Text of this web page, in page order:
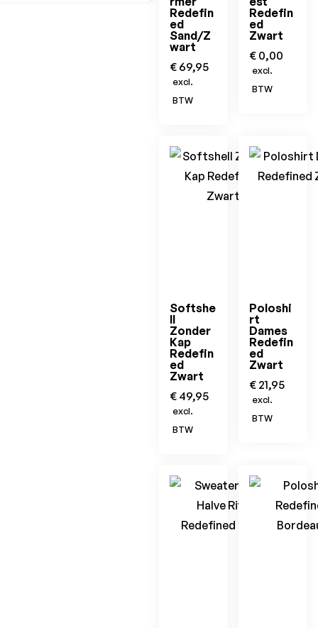
Redefin
ed
Sand/Z
wart
€ 69,95
excl.
BTW
Redefin
ed
Zwart
€ 0,00
excl.
BTW
Softshe
ll
Zonder
Kap
Redefin
ed
Zwart
€ 49,95
excl.
BTW
Poloshi
rt
Dames
Redefin
ed
Zwart
€ 21,95
excl.
BTW